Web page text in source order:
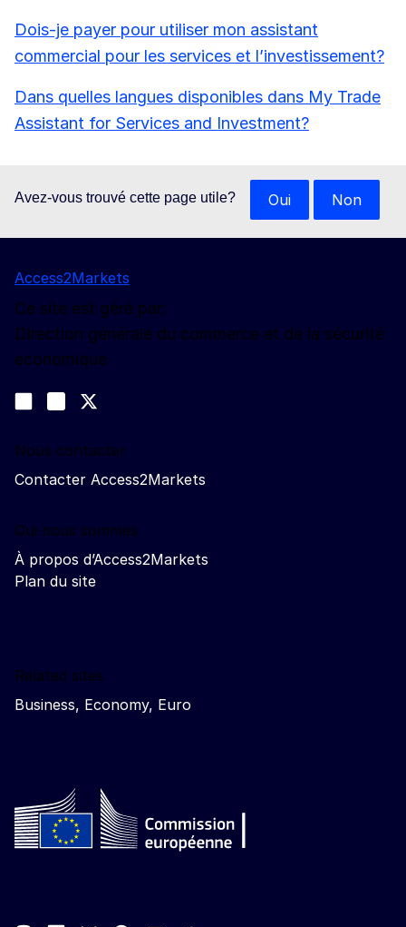
Dois-je payer pour utiliser mon assistant
commercial pour les services et l’investissement?
Dans quelles langues disponibles dans My Trade
Assistant for Services and Investment?
Avez-vous trouvé cette page utile? Oui Non
Access2Markets
Ce site est géré par:
Direction générale du commerce et de la sécurité
économique
Join us on LinkedIn
Trade-Off podcast
Nous contacter
Contacter Access2Markets
Qui nous sommes
À propos d’Access2Markets
Plan du site
Related sites
Business, Economy, Euro